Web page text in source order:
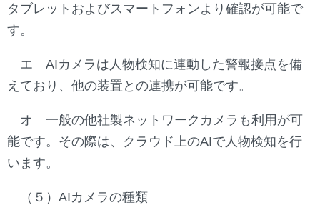
タブレットおよびスマートフォンより確認が可能で
す。
エ AIカメラは人物検知に連動した警報接点を備
えており、他の装置との連携が可能です。
オ 一般の他社製ネットワークカメラも利用が可
能です。その際は、クラウド上のAIで人物検知を行
います。
（５）AIカメラの種類